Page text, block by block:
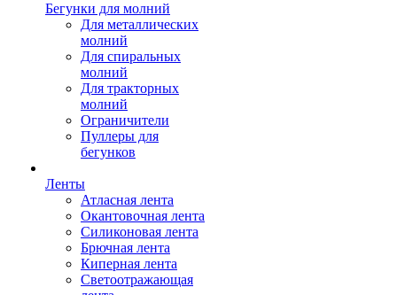
Бегунки для молний
Для металлических
молний
Для спиральных
молний
Для тракторных
молний
Ограничители
Пуллеры для
бегунков
Ленты
Атласная лента
Окантовочная лента
Силиконовая лента
Брючная лента
Киперная лента
Светоотражающая